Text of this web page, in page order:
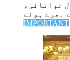
پارٹی کنونشن 2026 کے ہال توانائی،
IMPORTANT